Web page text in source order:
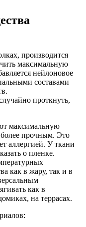
производится
максимальную
нейлоновое
составами
проткнуть,
максимальную
более прочным. Это
аллергией. У ткани
о пленке.
как в жару, так и в
как в
на террасах.